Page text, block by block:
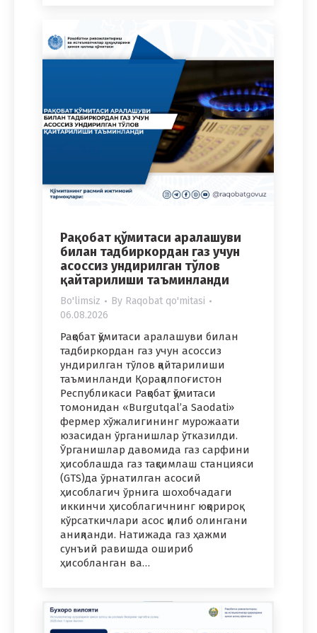
Рақобат қўмитаси аралашуви
билан тадбиркордан газ учун
асоссиз ундирилган тўлов
қайтарилиши таъминланди
Bo'limsiz By Raqobat qo'mitasi
06.08.2026
Рақобат қўмитаси аралашуви билан
тадбиркордан газ учун асоссиз
ундирилган тўлов қайтарилиши
таъминланди Қорақалпоғистон
Республикаси Рақобат қўмитаси
томонидан «Burgutqal’a Saodati»
фермер хўжалигининг мурожаати
юзасидан ўрганишлар ўтказилди.
Ўрганишлар давомида газ сарфини
ҳисоблашда газ тақсимлаш станцияси
(GTS)да ўрнатилган асосий
ҳисоблагич ўрнига шохобчадаги
иккинчи ҳисоблагичнинг юқорироқ
кўрсаткичлари асос қилиб олингани
аниқланди. Натижада газ ҳажми
сунъий равишда ошириб
ҳисобланган ва…